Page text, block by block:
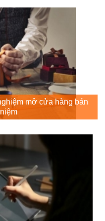
mở cửa hàng bán